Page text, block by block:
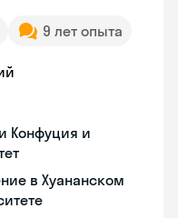
9 лет опыта
Конфуция и
в Хуананском